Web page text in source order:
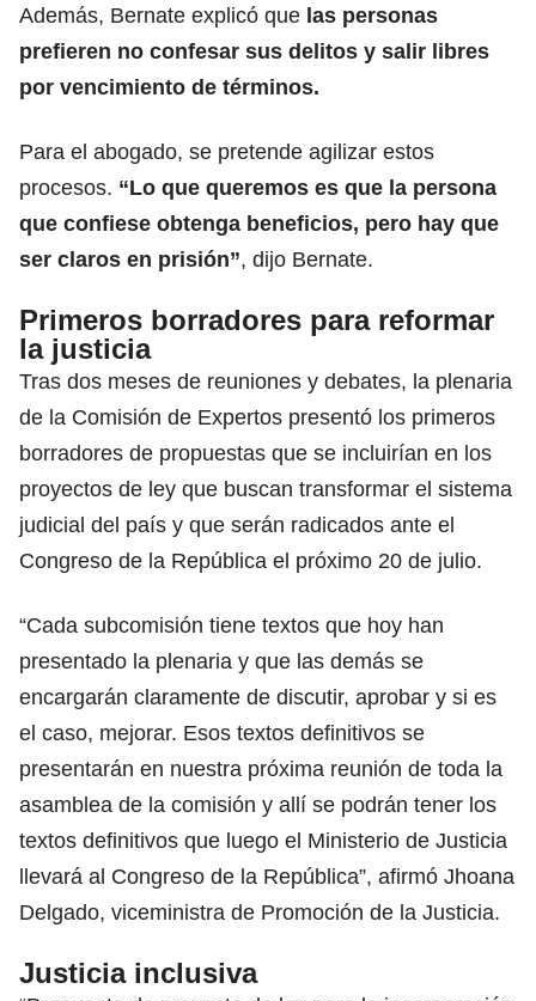
Además, Bernate explicó que las personas
prefieren no confesar sus delitos y salir libres
por vencimiento de términos.
Para el abogado, se pretende agilizar estos
procesos. “Lo que queremos es que la persona
que confiese obtenga beneficios, pero hay que
ser claros en prisión”, dijo Bernate.
Primeros borradores para reformar
la justicia
Tras dos meses de reuniones y debates, la plenaria
de la Comisión de Expertos presentó los primeros
borradores de propuestas que se incluirían en los
proyectos de ley que buscan transformar el sistema
judicial del país y que serán radicados ante el
Congreso de la República el próximo 20 de julio.
“Cada subcomisión tiene textos que hoy han
presentado la plenaria y que las demás se
encargarán claramente de discutir, aprobar y si es
el caso, mejorar. Esos textos definitivos se
presentarán en nuestra próxima reunión de toda la
asamblea de la comisión y allí se podrán tener los
textos definitivos que luego el Ministerio de Justicia
llevará al Congreso de la República”, afirmó Jhoana
Delgado, viceministra de Promoción de la Justicia.
Justicia inclusiva